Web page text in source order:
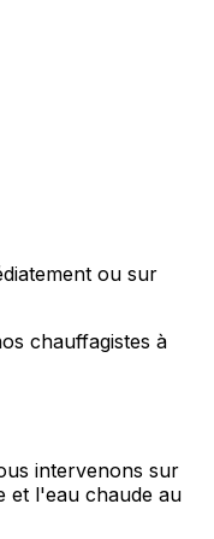
ou sur
chauffagistes à
intervenons sur
et l'eau chaude au